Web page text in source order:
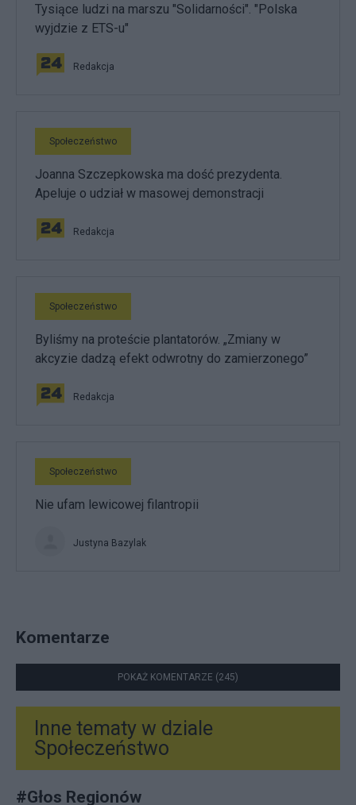
Tysiące ludzi na marszu "Solidarności". "Polska
wyjdzie z ETS-u"
Redakcja
Społeczeństwo
Joanna Szczepkowska ma dość prezydenta.
Apeluje o udział w masowej demonstracji
Redakcja
Społeczeństwo
Byliśmy na proteście plantatorów. „Zmiany w
akcyzie dadzą efekt odwrotny do zamierzonego”
Redakcja
Społeczeństwo
Nie ufam lewicowej filantropii
Justyna Bazylak
Komentarze
POKAŻ KOMENTARZE (245)
Inne tematy w dziale
Społeczeństwo
#Głos Regionów